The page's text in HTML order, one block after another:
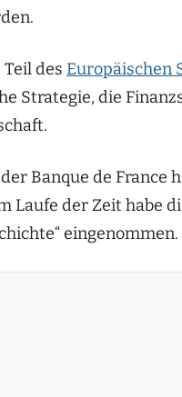
des Europäischen
Strategie, die
Banque de
Laufe der Zeit habe
eingenommen.